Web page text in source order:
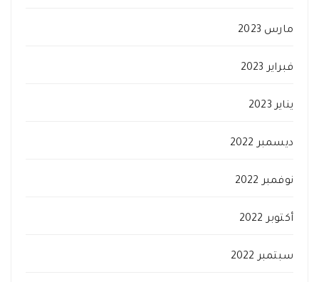
مارس 2023
فبراير 2023
يناير 2023
ديسمبر 2022
نوفمبر 2022
أكتوبر 2022
سبتمبر 2022